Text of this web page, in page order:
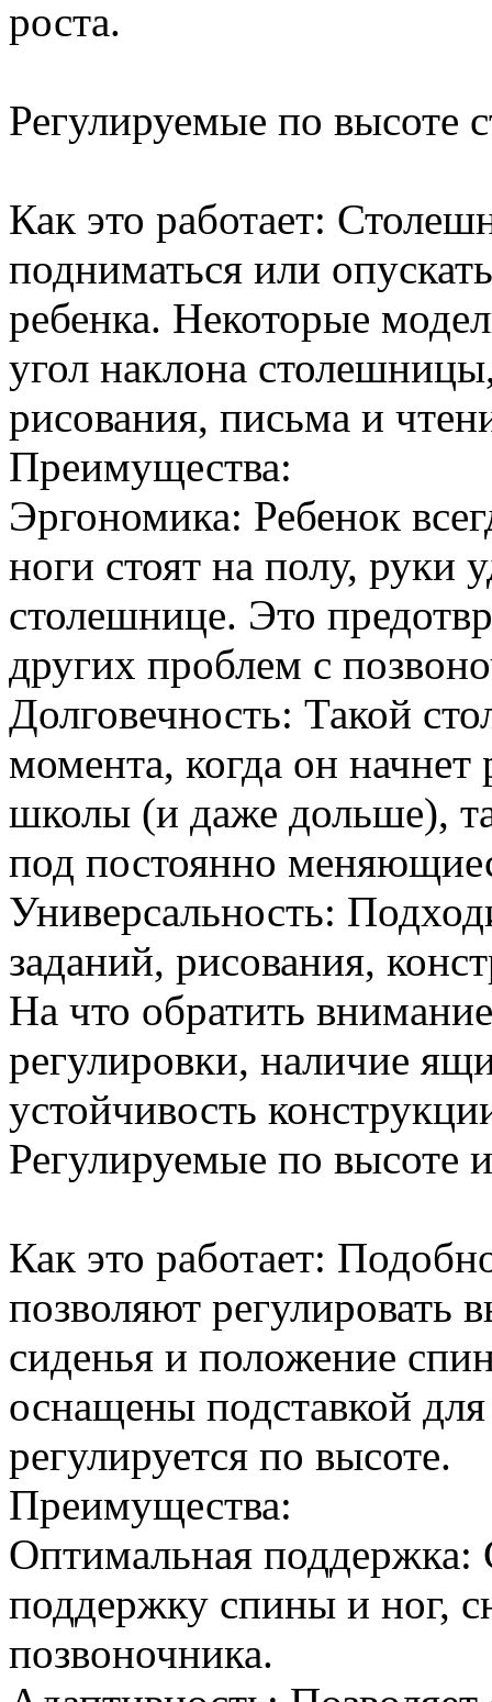
роста.
Регулируемые по высоте
Как это работает:
подниматься или
ребенка. Некоторые
угол наклона
рисования, письма и
Преимущества:
Эргономика: Ребенок
ноги стоят на полу, руки
столешнице. Это
других проблем с
Долговечность: Такой
момента, когда он начнет
школы (и даже дольше),
под постоянно
Универсальность:
заданий, рисования,
На что обратить
регулировки, наличие
устойчивость
Регулируемые по высоте
Как это работает:
позволяют регулировать
сиденья и положение
оснащены подставкой для
регулируется по высоте.
Преимущества:
Оптимальная поддержка:
поддержку спины и ног,
позвоночника.